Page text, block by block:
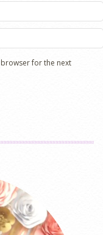
browser for the next